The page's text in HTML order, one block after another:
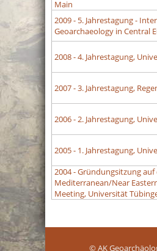
Main
2009- 5. Jahrestagung -
Geoarchaeology in Central
2008- 4. Jahrestagung,
2007- 3. Jahrestagung,
2006- 2. Jahrestagung,
2005- 1. Jahrestagung,
2004- Gründungsitzung auf
Mediterranean/Near
Meeting, Universität
© AK